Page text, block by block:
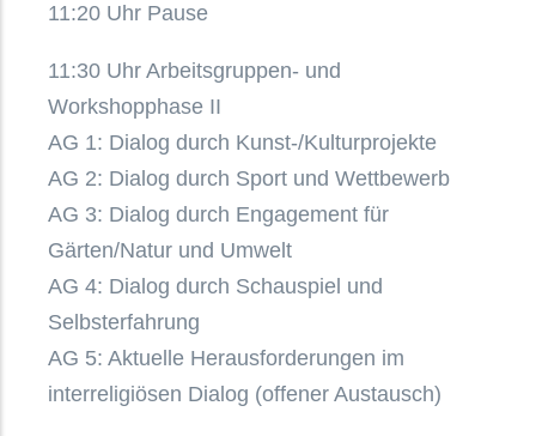
11:20 Uhr Pause
11:30 Uhr Arbeitsgruppen- und
Workshopphase II
AG 1: Dialog durch Kunst-/Kulturprojekte
AG 2: Dialog durch Sport und Wettbewerb
AG 3: Dialog durch Engagement für
Gärten/Natur und Umwelt
AG 4: Dialog durch Schauspiel und
Selbsterfahrung
AG 5: Aktuelle Herausforderungen im
interreligiösen Dialog (offener Austausch)